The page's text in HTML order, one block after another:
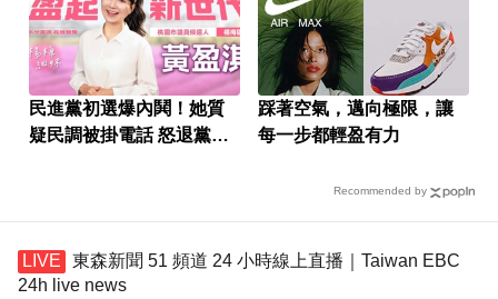
民進黨初選爆內鬨！她質
疑民調被掛電話 怒退黨選
踩著空氣，邁向極限，讓
每一步都輕盈有力
Recommended by
東森新聞 51 頻道 24 小時線上直播｜Taiwan EBC
24h live news